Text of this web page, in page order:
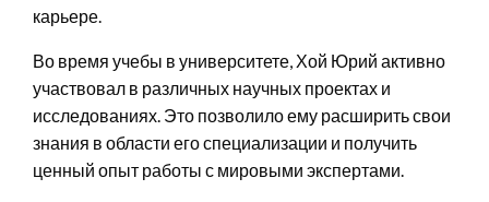
карьере.
Во время учебы в университете, Хой Юрий активно
участвовал в различных научных проектах и
исследованиях. Это позволило ему расширить свои
знания в области его специализации и получить
ценный опыт работы с мировыми экспертами.